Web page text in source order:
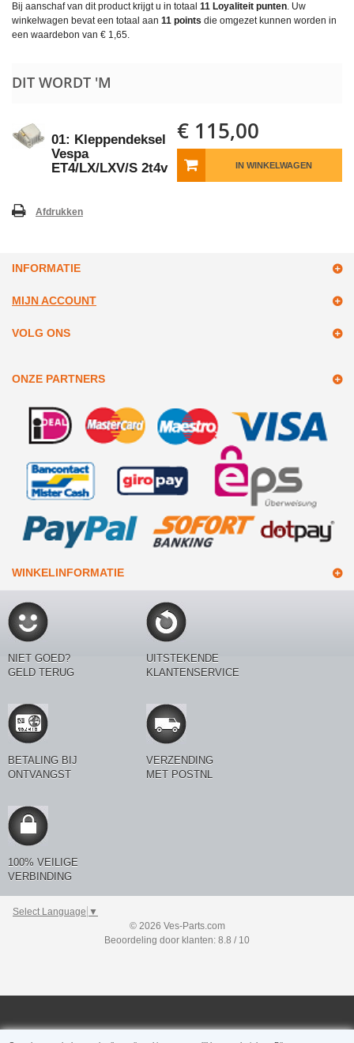
Bij aanschaf van dit product krijgt u in totaal 11 Loyaliteit punten. Uw
winkelwagen bevat een totaal aan 11 points die omgezet kunnen worden in
een waardebon van € 1,65.
DIT WORDT 'M
01: Kleppendeksel
Vespa
ET4/LX/LXV/S 2t4v
€ 115,00
IN WINKELWAGEN
Afdrukken
INFORMATIE
MIJN ACCOUNT
VOLG ONS
ONZE PARTNERS
WINKELINFORMATIE
NIET GOED?
GELD TERUG
UITSTEKENDE
KLANTENSERVICE
BETALING BIJ
ONTVANGST
VERZENDING
MET POSTNL
100% VEILIGE
VERBINDING
Select Language ▼
© 2026 Ves-Parts.com
Beoordeling door klanten: 8.8 / 10